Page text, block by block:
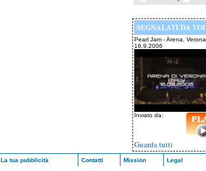
SEGNALATI DA VOI
Pearl Jam - Arena, Verona
16.9.2006
Inviato da:
Guarda tutti
La tua pubblicità Contatti Mission Legal